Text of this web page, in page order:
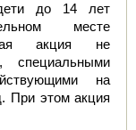
до 14 лет
месте
акция не
специальными
на
При этом акция